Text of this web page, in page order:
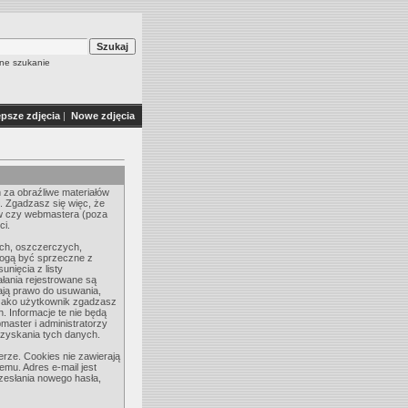
szukanie
zdjęcia | Nowe zdjęcia
obraźliwe materiałów
Zgadzasz się więc, że
czy webmastera (poza
oszczerczych,
być sprzeczne z
z listy
rejestrowane są
prawo do usuwania,
użytkownik zgadzasz
Informacje te nie będą
i administratorzy
tych danych.
Cookies nie zawierają
Adres e-mail jest
nowego hasła,